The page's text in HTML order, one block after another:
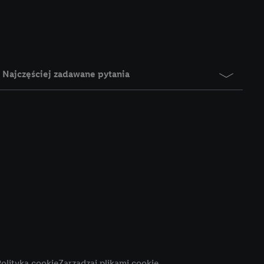
Najczęściej zadawane pytania
jednym z wyżej
możemy
rozpoznać
W tym celu
adres e-
adresu IP. Jeśli
użyciu adresu IP i
usług Lidl. W
Zgodę na
celów marketingu